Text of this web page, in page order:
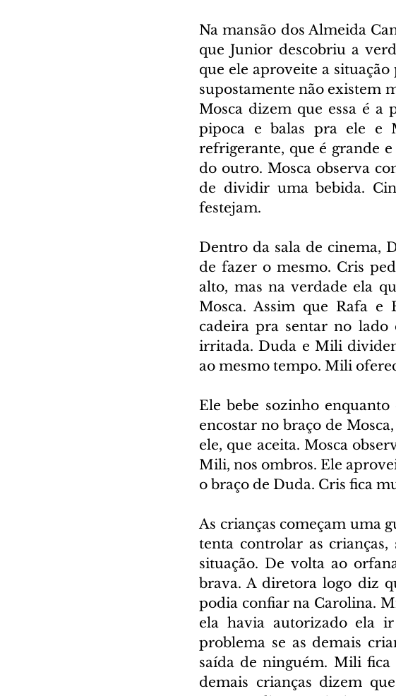
Na mansão dos Almeida
que Junior descobriu a
que ele aproveite a
supostamente não existem
Mosca dizem que essa é a
pipoca e balas pra ele e
refrigerante, que é grande
do outro. Mosca observa
de dividir uma bebida.
festejam.
Dentro da sala de cinema,
de fazer o mesmo. Cris
alto, mas na verdade ela
Mosca. Assim que Rafa
cadeira pra sentar no lado
irritada. Duda e Mili
ao mesmo tempo. Mili
Ele bebe sozinho
encostar no braço de
ele, que aceita. Mosca
Mili, nos ombros. Ele
o braço de Duda. Cris fica
As crianças começam uma
tenta controlar as
situação. De volta ao
brava. A diretora logo diz
podia confiar na Carolina.
ela havia autorizado ela
problema se as demais
saída de ninguém. Mili fica
demais crianças dizem